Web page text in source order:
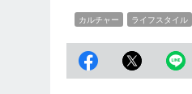
カルチャー ライフスタイル